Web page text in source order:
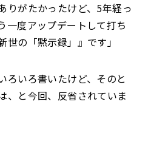
りがたかったけど、5年経っ
一度アップデートして打ち
の「黙示録」』です」
ろいろ書いたけど、そのと
、と今回、反省されていま